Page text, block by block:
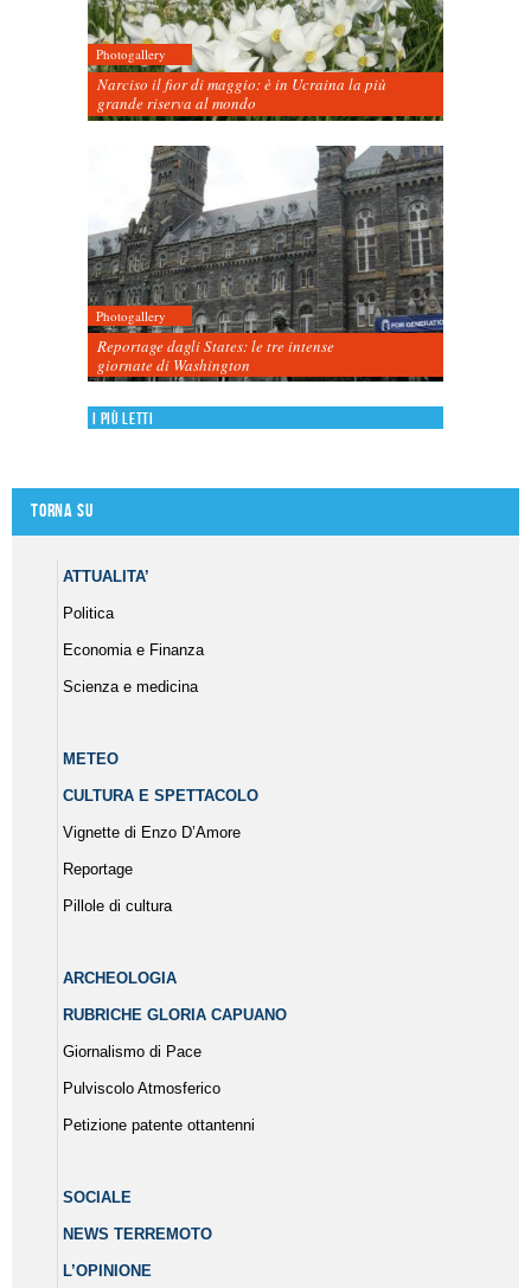
Photogallery
Narciso il fior di maggio: è in Ucraina la più
grande riserva al mondo
Photogallery
Reportage dagli States: le tre intense
giornate di Washington
I più letti
Torna su
ATTUALITA’
Politica
Economia e Finanza
Scienza e medicina
METEO
CULTURA E SPETTACOLO
Vignette di Enzo D’Amore
Reportage
Pillole di cultura
ARCHEOLOGIA
RUBRICHE GLORIA CAPUANO
Giornalismo di Pace
Pulviscolo Atmosferico
Petizione patente ottantenni
SOCIALE
NEWS TERREMOTO
L’OPINIONE